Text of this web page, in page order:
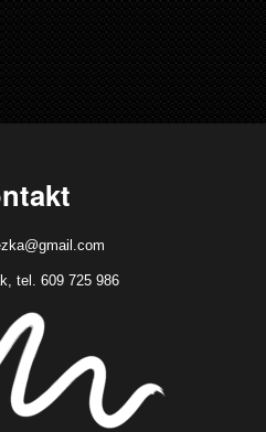
tel. 609 725 986